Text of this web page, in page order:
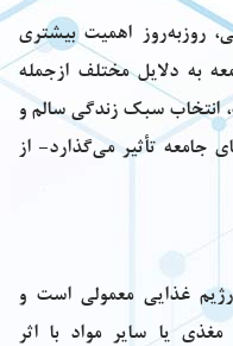
روزبه‌روز اهمیت بیشتری
به دلایل مختلف ازجمله
انتخاب سبک زندگی سالم و
جامعه تأثیر می‌گذارد- از
غذایی معمولی است و
یا سایر مواد با اثر